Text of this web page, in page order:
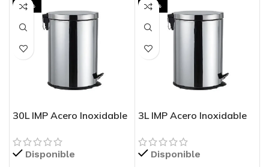
-53%
30L IMP Acero Inoxidable
Disponible
-43%
3L IMP Acero Inoxidable
Disponible